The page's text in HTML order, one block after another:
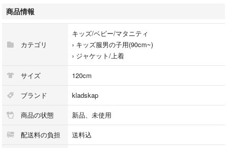
ズボン1,800円
と割高になりますので、おまとめがお得になるように設定しています。
商品情報
カテゴリ
キッズ/ベビー/マタニティ
› キッズ服男の子用(90cm~)
› ジャケット/上着
サイズ 120cm
ブランド kladskap
商品の状態 新品、未使用
配送料の負担 送料込